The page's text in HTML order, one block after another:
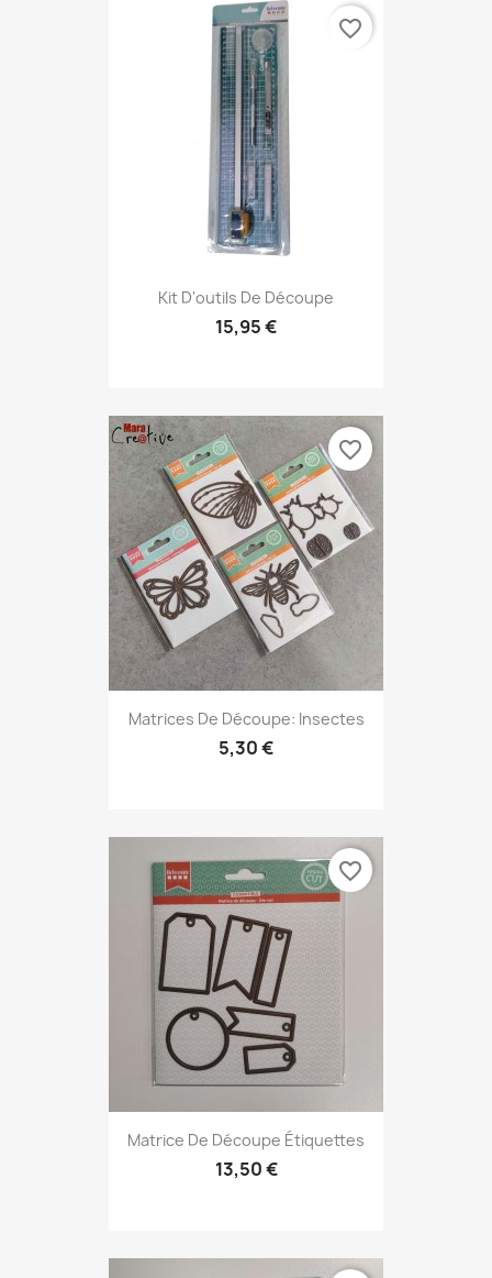
Kit D'outils De Découpe
15,95 €
favorite_border
Matrices De Découpe: Insectes
5,30 €
favorite_border
Matrice De Découpe Étiquettes
13,50 €
favorite_border